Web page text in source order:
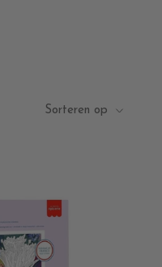
Sorteren op